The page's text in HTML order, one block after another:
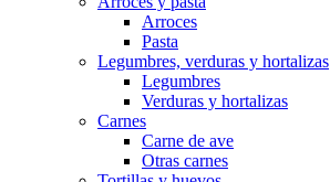
Arroces
Pasta
Legumbres, verduras y hortalizas
Legumbres
Verduras y hortalizas
Carnes
Carne de ave
Otras carnes